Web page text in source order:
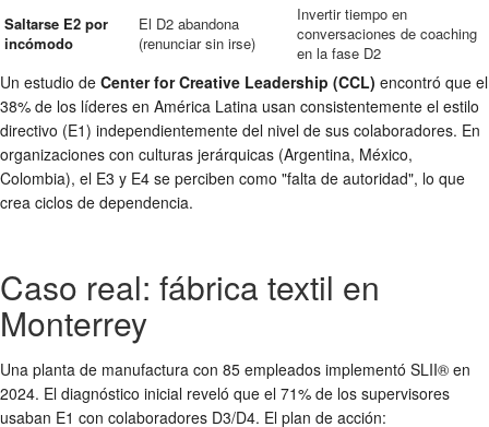
Saltarse E2 por
incómodo
El D2 abandona
(renunciar sin irse)
Invertir tiempo en
conversaciones de coaching
en la fase D2
Un estudio de Center for Creative Leadership (CCL) encontró que el
38% de los líderes en América Latina usan consistentemente el estilo
directivo (E1) independientemente del nivel de sus colaboradores. En
organizaciones con culturas jerárquicas (Argentina, México,
Colombia), el E3 y E4 se perciben como "falta de autoridad", lo que
crea ciclos de dependencia.
Caso real: fábrica textil en
Monterrey
Una planta de manufactura con 85 empleados implementó SLII® en
2024. El diagnóstico inicial reveló que el 71% de los supervisores
usaban E1 con colaboradores D3/D4. El plan de acción: